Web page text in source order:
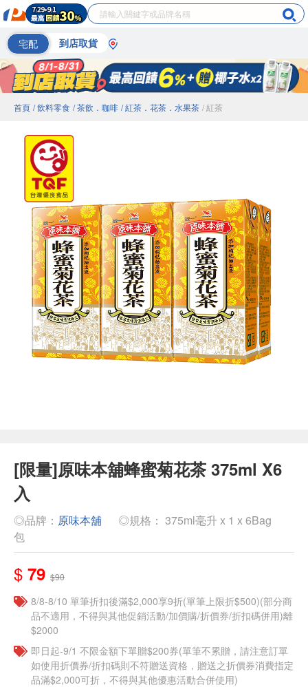
宅配 到店取貨
首頁 / 飲料零食 / 茶飲．咖啡 / 紅茶．花茶．水果茶 / 紅茶
[限量]原味本舖蜂蜜菊花茶 375ml X6
入
◎品牌： 原味本舖
◎規格： 375ml毫升 x 1 x 6Bag
包
$ 79 $90
8/8-8/10 單筆折扣後滿$2,000享9折(單筆上限折$500)(部分商
品不適用，不得與其他促銷活動/加價購/折價券/折扣碼併用)離
$2000
即日起-9/1 不限金額下單贈$200券(單筆不累贈，請注意訂單
如使用折價券/折扣碼則不符贈送資格，贈送之折價券消費指定
品滿$2,000可折，不得與其他優惠活動合併使用)